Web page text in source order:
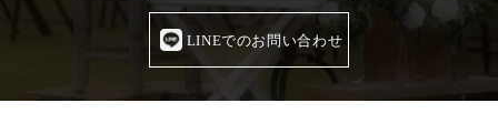
LINEでのお問い合わせ